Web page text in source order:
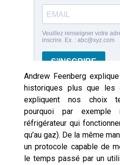
Andrew Feenberg
historiques plus que les
expliquent nos choix
pourquoi par exemple
réfrigérateur qui
qu’au gaz). De la même
un protocole capable de
le temps passé par un